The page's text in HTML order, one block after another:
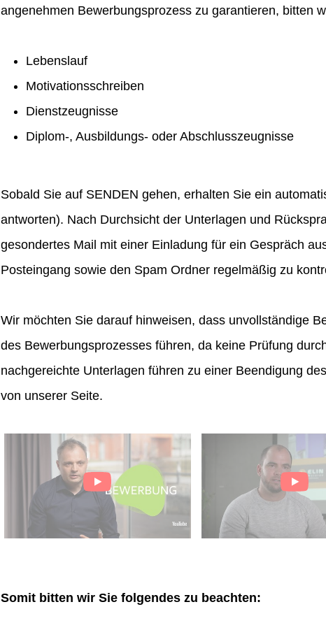
angenehmen Bewerbungsprozess zu garantieren, bitten
Lebenslauf
Motivationsschreiben
Dienstzeugnisse
Diplom-, Ausbildungs- oder Abschlusszeugnisse
Sobald Sie auf SENDEN gehen, erhalten Sie ein
antworten). Nach Durchsicht der Unterlagen und
gesondertes Mail mit einer Einladung für ein Gespräch
Posteingang sowie den Spam Ordner regelmäßig zu
Wir möchten Sie darauf hinweisen, dass unvollständige
des Bewerbungsprozesses führen, da keine Prüfung
nachgereichte Unterlagen führen zu einer Beendigung
von unserer Seite.
Somit bitten wir Sie folgendes zu beachten: